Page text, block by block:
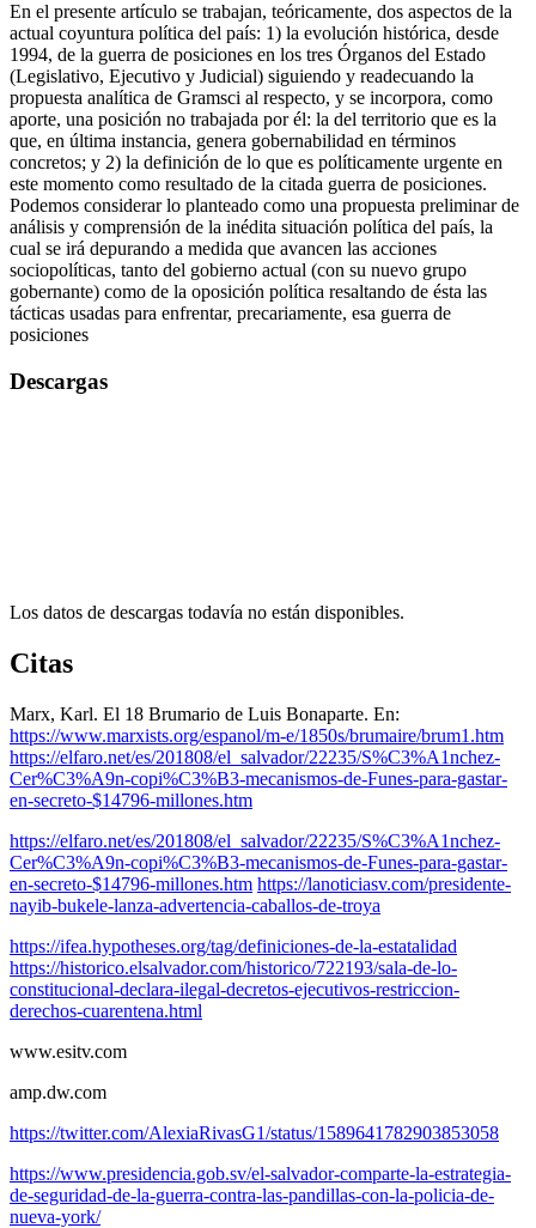
En el presente artículo se trabajan, teóricamente, dos aspectos de la
actual coyuntura política del país: 1) la evolución histórica, desde
1994, de la guerra de posiciones en los tres Órganos del Estado
(Legislativo, Ejecutivo y Judicial) siguiendo y readecuando la
propuesta analítica de Gramsci al respecto, y se incorpora, como
aporte, una posición no trabajada por él: la del territorio que es la
que, en última instancia, genera gobernabilidad en términos
concretos; y 2) la definición de lo que es políticamente urgente en
este momento como resultado de la citada guerra de posiciones.
Podemos considerar lo planteado como una propuesta preliminar de
análisis y comprensión de la inédita situación política del país, la
cual se irá depurando a medida que avancen las acciones
sociopolíticas, tanto del gobierno actual (con su nuevo grupo
gobernante) como de la oposición política resaltando de ésta las
tácticas usadas para enfrentar, precariamente, esa guerra de
posiciones
Descargas
Los datos de descargas todavía no están disponibles.
Citas
Marx, Karl. El 18 Brumario de Luis Bonaparte. En:
https://www.marxists.org/espanol/m-e/1850s/brumaire/brum1.htm
https://elfaro.net/es/201808/el_salvador/22235/S%C3%A1nchez-
Cer%C3%A9n-copi%C3%B3-mecanismos-de-Funes-para-gastar-
en-secreto-$14796-millones.htm
https://elfaro.net/es/201808/el_salvador/22235/S%C3%A1nchez-
Cer%C3%A9n-copi%C3%B3-mecanismos-de-Funes-para-gastar-
en-secreto-$14796-millones.htm https://lanoticiasv.com/presidente-
nayib-bukele-lanza-advertencia-caballos-de-troya
https://ifea.hypotheses.org/tag/definiciones-de-la-estatalidad
https://historico.elsalvador.com/historico/722193/sala-de-lo-
constitucional-declara-ilegal-decretos-ejecutivos-restriccion-
derechos-cuarentena.html
www.esitv.com
amp.dw.com
https://twitter.com/AlexiaRivasG1/status/1589641782903853058
https://www.presidencia.gob.sv/el-salvador-comparte-la-estrategia-
de-seguridad-de-la-guerra-contra-las-pandillas-con-la-policia-de-
nueva-york/